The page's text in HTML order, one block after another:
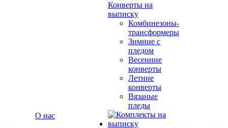
О нас
Конверты на
выписку
Комбинезоны-
трансформеры
Зимние с
пледом
Весенние
конверты
Летние
конверты
Вязаные
пледы